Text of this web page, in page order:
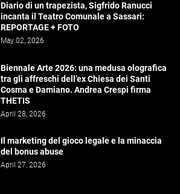
Diario di un trapezista, Sigfrido Ranucci
incanta il Teatro Comunale a Sassari:
REPORTAGE + FOTO
May 02, 2026
Biennale Arte 2026: una medusa olografica
tra gli affreschi dell’ex Chiesa dei Santi
Cosma e Damiano. Andrea Crespi firma
THETIS
April 28, 2026
Il marketing del gioco legale e la minaccia
del bonus abuse
April 27, 2026